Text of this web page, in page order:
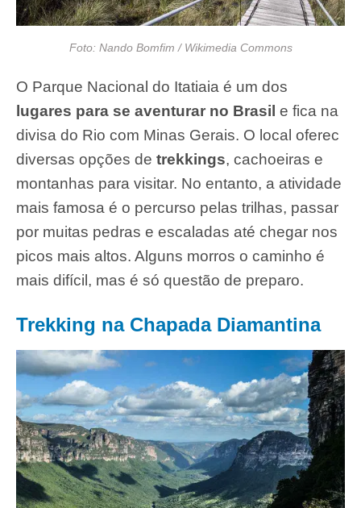
Foto: Nando Bomfim / Wikimedia Commons
O Parque Nacional do Itatiaia é um dos
lugares para se aventurar no Brasil e fica na
divisa do Rio com Minas Gerais. O local oferec
diversas opções de trekkings, cachoeiras e
montanhas para visitar. No entanto, a atividade
mais famosa é o percurso pelas trilhas, passar
por muitas pedras e escaladas até chegar nos
picos mais altos. Alguns morros o caminho é
mais difícil, mas é só questão de preparo.
Trekking na Chapada Diamantina